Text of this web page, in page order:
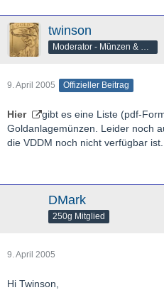
twinson
9. April 2005 Offizieller Beitrag
Hier
gibt es eine Liste (pdf-
Goldanlagemünzen. Leider noch
die VDDM noch nicht verfügbar ist.
DMark
250g Mitglied
9. April 2005
Hi Twinson,